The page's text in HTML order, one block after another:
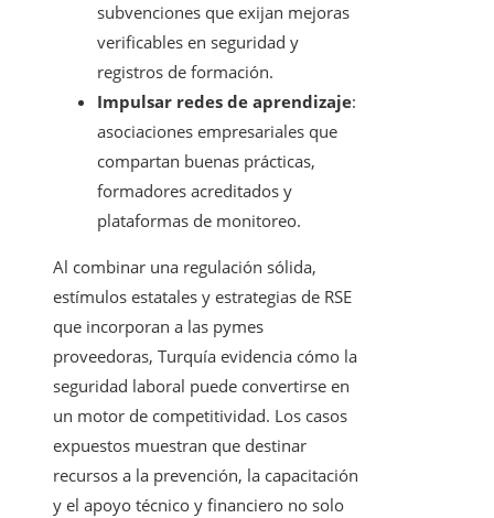
subvenciones que exijan mejoras
verificables en seguridad y
registros de formación.
Impulsar redes de aprendizaje:
asociaciones empresariales que
compartan buenas prácticas,
formadores acreditados y
plataformas de monitoreo.
Al combinar una regulación sólida,
estímulos estatales y estrategias de RSE
que incorporan a las pymes
proveedoras, Turquía evidencia cómo la
seguridad laboral puede convertirse en
un motor de competitividad. Los casos
expuestos muestran que destinar
recursos a la prevención, la capacitación
y el apoyo técnico y financiero no solo